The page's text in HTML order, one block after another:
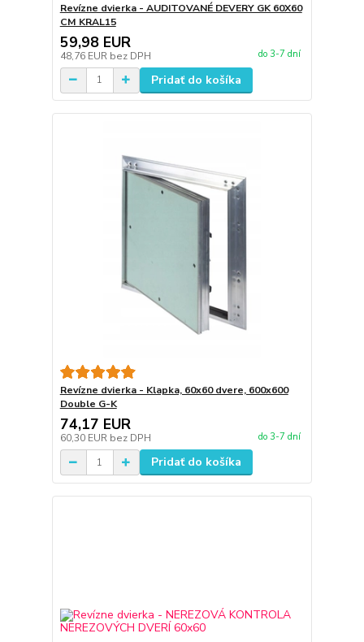
Revízne dvierka - AUDITOVANÉ DEVERY GK 60X60
CM KRAL15
59,98 EUR
48,76 EUR bez DPH do 3-7 dní
Pridať do košíka
Revízne dvierka - Klapka, 60x60 dvere, 600x600
Double G-K
74,17 EUR
60,30 EUR bez DPH do 3-7 dní
Pridať do košíka